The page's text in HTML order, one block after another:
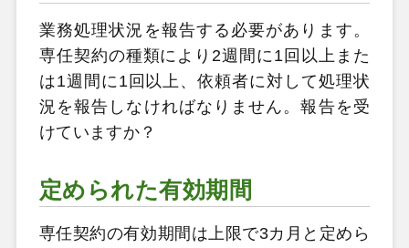
業務処理状況を報告する必要があります。
専任契約の種類により2週間に1回以上また
は1週間に1回以上、依頼者に対して処理状
況を報告しなければなりません。報告を受
けていますか？
定められた有効期間
専任契約の有効期間は上限で3カ月と定めら